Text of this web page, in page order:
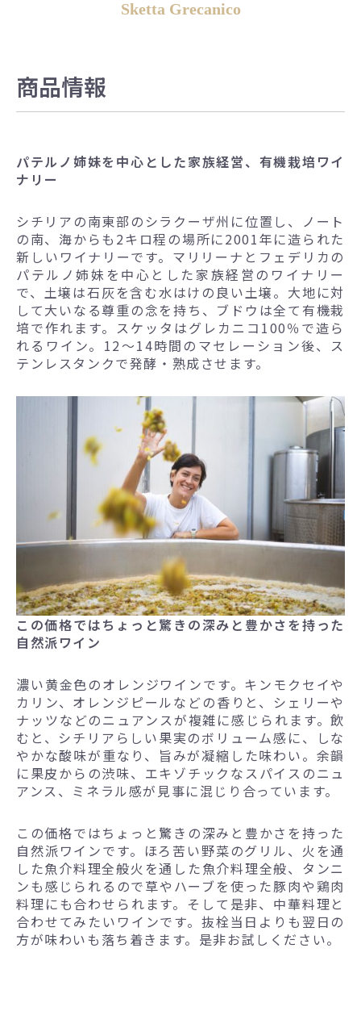
Sketta Grecanico
商品情報
パテルノ姉妹を中心とした家族経営、有機栽培ワイ
ナリー
シチリアの南東部のシラクーザ州に位置し、ノート
の南、海からも2キロ程の場所に2001年に造られた
新しいワイナリーです。マリリーナとフェデリカの
パテルノ姉妹を中心とした家族経営のワイナリー
で、土壌は石灰を含む水はけの良い土壌。大地に対
して大いなる尊重の念を持ち、ブドウは全て有機栽
培で作れます。スケッタはグレカニコ100％で造ら
れるワイン。12～14時間のマセレーション後、ス
テンレスタンクで発酵・熟成させます。
この価格ではちょっと驚きの深みと豊かさを持った
自然派ワイン
濃い黄金色のオレンジワインです。キンモクセイや
カリン、オレンジピールなどの香りと、シェリーや
ナッツなどのニュアンスが複雑に感じられます。飲
むと、シチリアらしい果実のボリューム感に、しな
やかな酸味が重なり、旨みが凝縮した味わい。余韻
に果皮からの渋味、エキゾチックなスパイスのニュ
アンス、ミネラル感が見事に混じり合っています。
この価格ではちょっと驚きの深みと豊かさを持った
自然派ワインです。ほろ苦い野菜のグリル、火を通
した魚介料理全般火を通した魚介料理全般、タンニ
ンも感じられるので草やハーブを使った豚肉や鶏肉
料理にも合わせられます。そして是非、中華料理と
合わせてみたいワインです。抜栓当日よりも翌日の
方が味わいも落ち着きます。是非お試しください。